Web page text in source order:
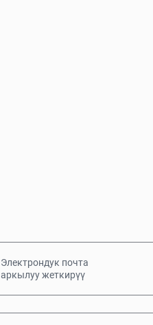
Электрондук почта
аркылуу жеткирүү